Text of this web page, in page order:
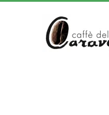
Skip to main content